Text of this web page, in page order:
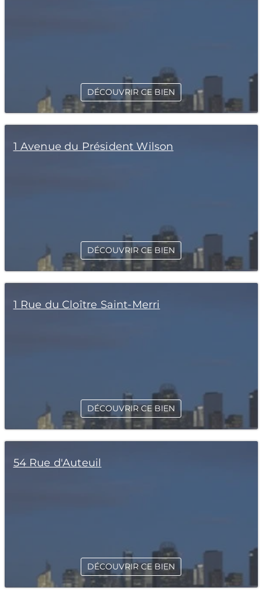
DÉCOUVRIR CE BIEN
1 Avenue du Président Wilson
DÉCOUVRIR CE BIEN
1 Rue du Cloître Saint-Merri
DÉCOUVRIR CE BIEN
54 Rue d'Auteuil
DÉCOUVRIR CE BIEN